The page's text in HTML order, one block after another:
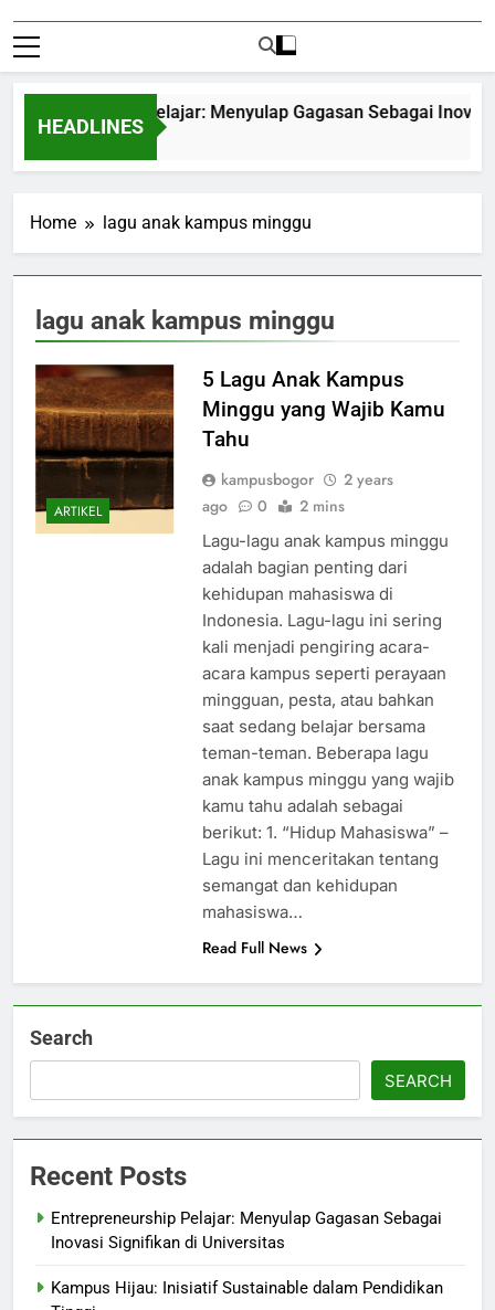
HEADLINES
Pelajar: Menyulap Gagasan Sebagai Inovasi
Ago
Home lagu anak kampus minggu
lagu anak kampus minggu
ARTIKEL
5 Lagu Anak Kampus
Minggu yang Wajib Kamu
Tahu
kampusbogor
2 years
ago
0 2 mins
Lagu-lagu anak kampus minggu
adalah bagian penting dari
kehidupan mahasiswa di
Indonesia. Lagu-lagu ini sering
kali menjadi pengiring acara-
acara kampus seperti perayaan
mingguan, pesta, atau bahkan
saat sedang belajar bersama
teman-teman. Beberapa lagu
anak kampus minggu yang wajib
kamu tahu adalah sebagai
berikut: 1. “Hidup Mahasiswa” –
Lagu ini menceritakan tentang
semangat dan kehidupan
mahasiswa…
Read Full News
Search
SEARCH
Recent Posts
Entrepreneurship Pelajar: Menyulap Gagasan Sebagai
Inovasi Signifikan di Universitas
Kampus Hijau: Inisiatif Sustainable dalam Pendidikan